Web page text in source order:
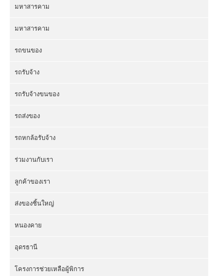
มหาสารคาม
มหาสารคาม
รถขนของ
รถรับจ้าง
รถรับจ้างขนของ
รถส่งของ
รถหกล้อรับจ้าง
ร่วมงานกับเรา
ลูกค้าของเรา
ส่งของชิ้นใหญ่
หนองคาย
อุดรธานี
โครงการช่วยเหลือผู้พิการ